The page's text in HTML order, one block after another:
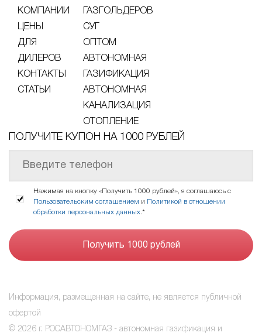
КОМПАНИИ
ЦЕНЫ
ДЛЯ
ДИЛЕРОВ
КОНТАКТЫ
СТАТЬИ
ГАЗГОЛЬДЕРОВ
СУГ
ОПТОМ
АВТОНОМНАЯ
ГАЗИФИКАЦИЯ
АВТОНОМНАЯ
КАНАЛИЗАЦИЯ
ОТОПЛЕНИЕ
ПОЛУЧИТЕ КУПОН НА 1000 РУБЛЕЙ
Нажимая на кнопку «Получить 1000 рублей», я соглашаюсь с
Пользовательским соглашением и Политикой в отношении
обработки персональных данных.*
Информация, размещенная на сайте, не является публичной
офертой
© 2026 г. РОСАВТОНОМГАЗ - автономная газификация и